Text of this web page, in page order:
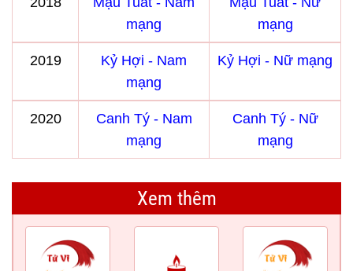
mạng
mạng
2019
Kỷ Hợi - Nam
mạng
Kỷ Hợi - Nữ mạng
2020
Canh Tý - Nam
mạng
Canh Tý - Nữ
mạng
Xem thêm